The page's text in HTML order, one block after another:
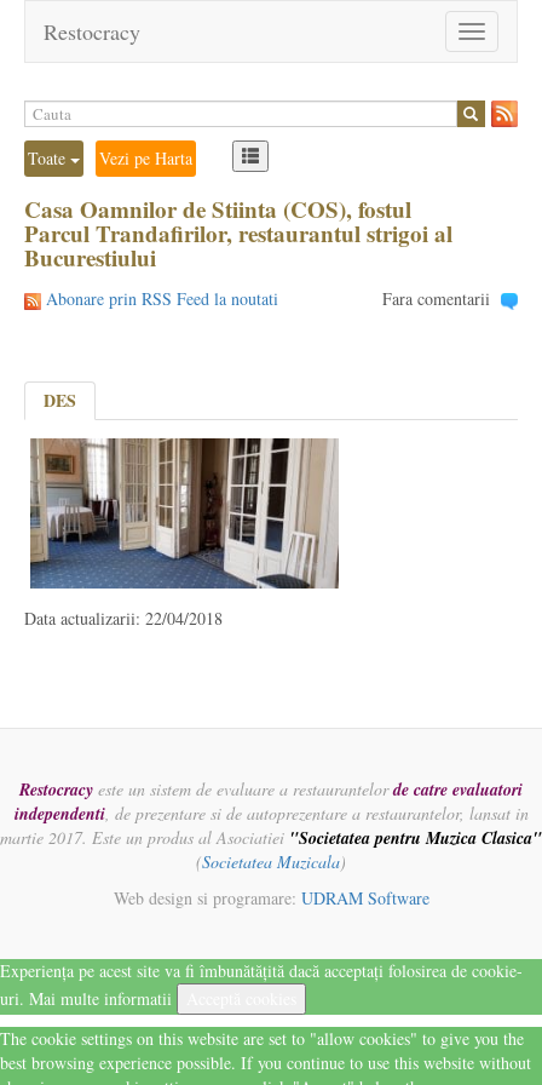
Toggle
navigation
Restocracy
Toate Vezi pe Harta
Casa Oamnilor de Stiinta (COS), fostul
Parcul Trandafirilor, restaurantul strigoi al
Bucurestiului
Abonare prin RSS Feed la noutati Fara comentarii
DES
Data actualizarii: 22/04/2018
Restocracy este un sistem de evaluare a restaurantelorde catre evaluatori
independenti, de prezentare si de autoprezentare a restaurantelor, lansat in
martie 2017. Este un produs al Asociatiei "Societatea pentru Muzica Clasica"
(Societatea Muzicala)
Web design si programare: UDRAM Software
Experiența pe acest site va fi îmbunătățită dacă acceptați folosirea de cookie-
uri. Mai multe informatii
The cookie settings on this website are set to "allow cookies" to give you the
best browsing experience possible. If you continue to use this website without